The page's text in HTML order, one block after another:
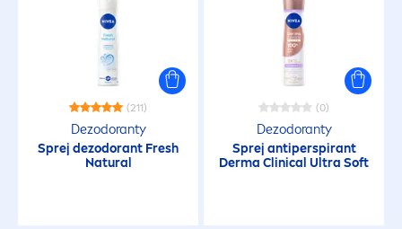
(211)
Dezodoranty
Sprej dezodorant Fresh
Natural
(0)
Dezodoranty
Sprej antiperspirant
Derma Clinical Ultra Soft